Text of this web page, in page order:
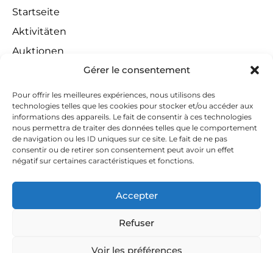
Gérer le consentement
Pour offrir les meilleures expériences, nous utilisons des
technologies telles que les cookies pour stocker et/ou accéder aux
informations des appareils. Le fait de consentir à ces technologies
nous permettra de traiter des données telles que le comportement
de navigation ou les ID uniques sur ce site. Le fait de ne pas
consentir ou de retirer son consentement peut avoir un effet
négatif sur certaines caractéristiques et fonctions.
Accepter
Refuser
Voir les préférences
Startseite
Aktivitäten
Auktionen
Zuständigkeitsbereiche
Gewinnspiele
Links
Kontakt
Kontaktieren Sie uns
huissiers@tapella-nilles.lu